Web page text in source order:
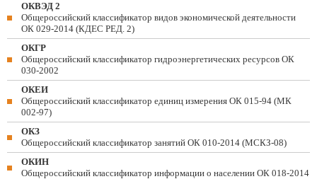
ОКВЭД 2
Общероссийский классификатор видов экономической деятельности
ОК 029-2014 (КДЕС РЕД. 2)
ОКГР
Общероссийский классификатор гидроэнергетических ресурсов ОК
030-2002
ОКЕИ
Общероссийский классификатор единиц измерения ОК 015-94 (МК
002-97)
ОКЗ
Общероссийский классификатор занятий ОК 010-2014 (МСКЗ-08)
ОКИН
Общероссийский классификатор информации о населении ОК 018-2014